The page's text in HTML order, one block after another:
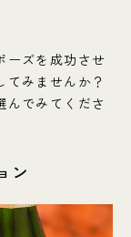
ーズを成功させ
みませんか？
んでみてくださ
ン